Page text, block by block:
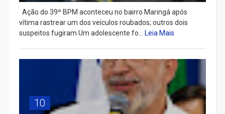
Ação do 39º BPM aconteceu no bairro Maringá após
vítima rastrear um dos veículos roubados; outros dois
suspeitos fugiram Um adolescente fo...
Leia Mais
10